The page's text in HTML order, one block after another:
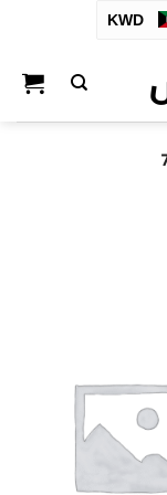
KWD